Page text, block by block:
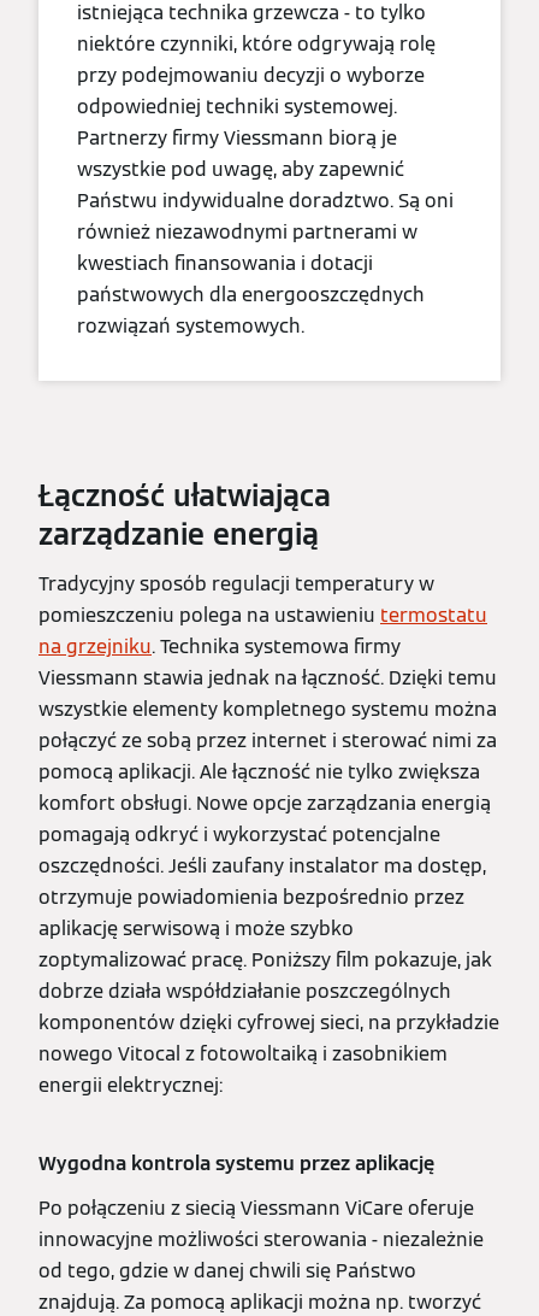
istniejąca technika grzewcza - to tylko
niektóre czynniki, które odgrywają rolę
przy podejmowaniu decyzji o wyborze
odpowiedniej techniki systemowej.
Partnerzy firmy Viessmann biorą je
wszystkie pod uwagę, aby zapewnić
Państwu indywidualne doradztwo. Są oni
również niezawodnymi partnerami w
kwestiach finansowania i dotacji
państwowych dla energooszczędnych
rozwiązań systemowych.
Łączność ułatwiająca
zarządzanie energią
Tradycyjny sposób regulacji temperatury w
pomieszczeniu polega na ustawieniu termostatu
na grzejniku. Technika systemowa firmy
Viessmann stawia jednak na łączność. Dzięki temu
wszystkie elementy kompletnego systemu można
połączyć ze sobą przez internet i sterować nimi za
pomocą aplikacji. Ale łączność nie tylko zwiększa
komfort obsługi. Nowe opcje zarządzania energią
pomagają odkryć i wykorzystać potencjalne
oszczędności. Jeśli zaufany instalator ma dostęp,
otrzymuje powiadomienia bezpośrednio przez
aplikację serwisową i może szybko
zoptymalizować pracę. Poniższy film pokazuje, jak
dobrze działa współdziałanie poszczególnych
komponentów dzięki cyfrowej sieci, na przykładzie
nowego Vitocal z fotowoltaiką i zasobnikiem
energii elektrycznej:
Wygodna kontrola systemu przez aplikację
Po połączeniu z siecią Viessmann ViCare oferuje
innowacyjne możliwości sterowania - niezależnie
od tego, gdzie w danej chwili się Państwo
znajdują. Za pomocą aplikacji można np. tworzyć